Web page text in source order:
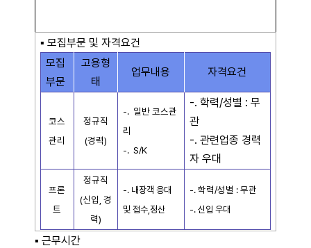
▪ 모집부문 및 자격요건
모집
부문
고용형
태
업무내용 자격요건
코스
관리
정규직
(경력)
-. 일반 코스관
리
-. S/K
-. 학력/성별 : 무
관
-. 관련업종 경력
자 우대
프론
트
정규직
(신입, 경
력)
-. 내장객 응대
및 접수,정산
-. 학력/성별 : 무관
-. 신입 우대
▪ 근무시간